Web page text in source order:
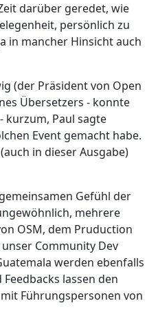
darüber geredet, wie
persönlich zu
in mancher Hinsicht auch
(der Präsident von Open
Übersetzers - konnte
kurzum, Paul sagte
Event gemacht habe.
in dieser Ausgabe)
Gefühl der
mehrere
OSM, dem Pruduction
unser Community Dev
werden ebenfalls
lassen den
Führungspersonen von